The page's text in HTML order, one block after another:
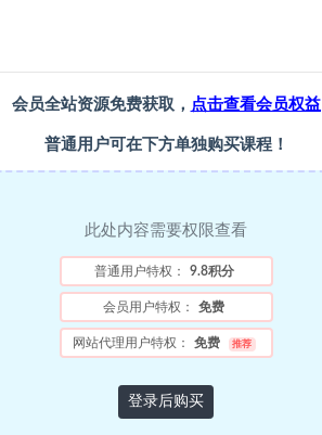
会员全站资源免费获取， 点击查看会员权益
普通用户可在下方单独购买课程！
此处内容需要权限查看
普通用户特权： 9.8积分
会员用户特权： 免费
网站代理用户特权： 免费 推荐
登录后购买